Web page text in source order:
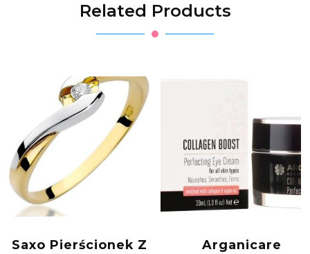
Related Products
Saxo Pierścionek Z
Arganicare